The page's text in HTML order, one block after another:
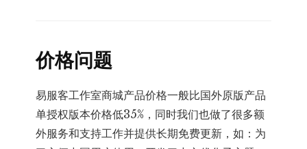
价格问题
易服客工作室商城产品价格一般比国外原版产品
单授权版本价格低35%，同时我们也做了很多额
外服务和支持工作并提供长期免费更新，如：为